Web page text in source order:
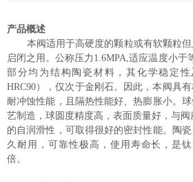
产品概述
本阀适用于高硬度的颗粒或有软颗粒但
启闭之用。公称压力1.6MPA,适应温度小于
部分均为结构陶瓷材料，其化学稳定
HRC90），仅次于金刚石。因此，本阀具
耐冲蚀性能，且隔热性能好、热膨胀小。
艺制造，球圆度精度高，表面质量好，与
的自润滑性，可取得很好的密封性能。陶
久耐用，可靠性极高，使用寿命长，是
倍。